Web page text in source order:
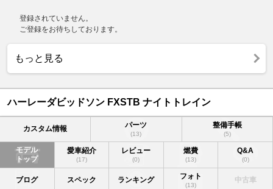
登録されていません。
ご登録をお待ちしております。
もっと見る
ハーレーダビッドソン FXSTB ナイトトレイン
カスタム情報 パーツ
(13)
整備手帳
(5)
モデル
トップ
愛車紹介
(17)
レビュー
(0)
燃費
(13)
Q&A
(0)
ブログ スペック ランキング フォト
(13)
中古車